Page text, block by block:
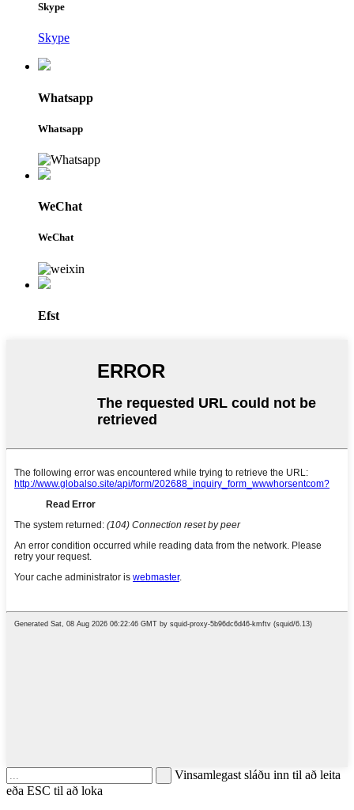
Skype
Skype
Whatsapp
Whatsapp
WeChat
WeChat
Efst
Vinsamlegast sláðu inn til að leita
eða ESC til að loka